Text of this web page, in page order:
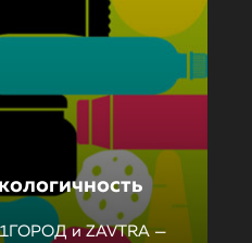
и ZAVTRA —